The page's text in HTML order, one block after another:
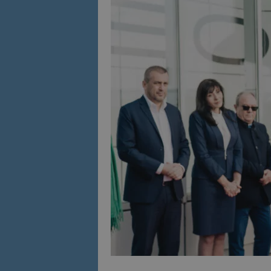
is_visitor_unique
is_unique
_ga_B09EBBY8PY
_ga_WXPDN4HSCV
_ga_FK650GXHRZ